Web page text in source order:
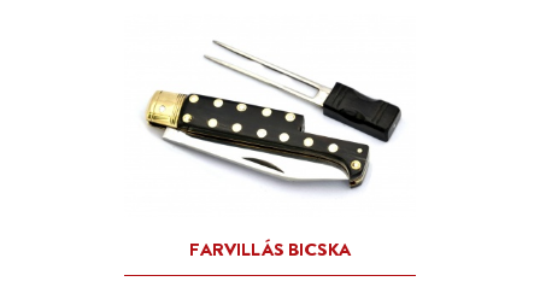
KAKASOS PÁROS
BICSKA